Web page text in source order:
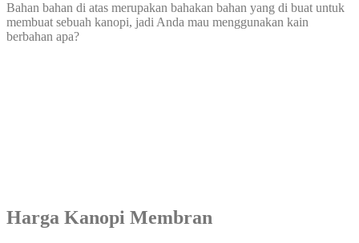
Bahan bahan di atas merupakan bahakan bahan yang di buat untuk
membuat sebuah kanopi, jadi Anda mau menggunakan kain
berbahan apa?
Harga Kanopi Membran